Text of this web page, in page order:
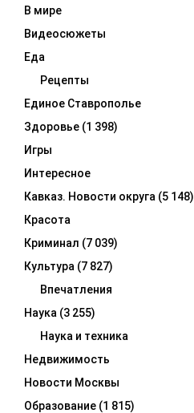
В мире
Видеосюжеты
Еда
Рецепты
Единое Ставрополье
Здоровье (1 398)
Игры
Интересное
Кавказ. Новости округа (5 148)
Красота
Криминал (7 039)
Культура (7 827)
Впечатления
Наука (3 255)
Наука и техника
Недвижимость
Новости Москвы
Образование (1 815)